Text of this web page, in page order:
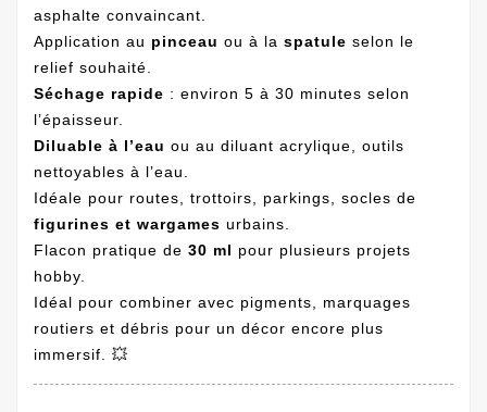
asphalte convaincant.
Application au pinceau ou à la spatule selon le
relief souhaité.
Séchage rapide : environ 5 à 30 minutes selon
l’épaisseur.
Diluable à l’eau ou au diluant acrylique, outils
nettoyables à l’eau.
Idéale pour routes, trottoirs, parkings, socles de
figurines et wargames urbains.
Flacon pratique de 30 ml pour plusieurs projets
hobby.
Idéal pour combiner avec pigments, marquages
routiers et débris pour un décor encore plus
immersif. 💥